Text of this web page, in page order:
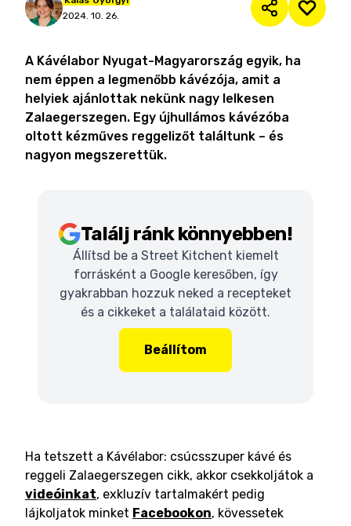
2024. 10. 26.
A Kávélabor Nyugat-Magyarország egyik, ha
nem éppen a legmenőbb kávézója, amit a
helyiek ajánlottak nekünk nagy lelkesen
Zalaegerszegen. Egy újhullámos kávézóba
oltott kézműves reggelizőt találtunk – és
nagyon megszerettük.
Találj ránk könnyebben!
Állítsd be a Street Kitchent kiemelt
forrásként a Google keresőben, így
gyakrabban hozzuk neked a recepteket
és a cikkeket a találataid között.
Beállítom
Ha tetszett a Kávélabor: csúcsszuper kávé és
reggeli Zalaegerszegen cikk, akkor csekkoljátok a
videóinkat, exkluzív tartalmakért pedig
lájkoljatok minket Facebookon, kövessetek